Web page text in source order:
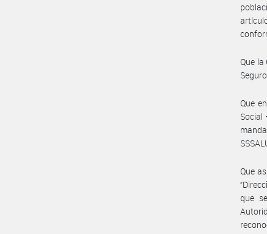
Que
Que
Social
Que
que